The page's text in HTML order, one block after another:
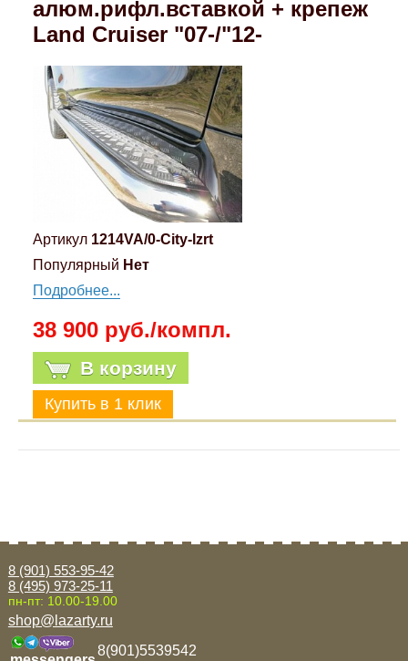
алюм.рифл.вставкой + крепеж
Land Cruiser "07-/"12-
Артикул 1214VA/0-City-lzrt
Популярный Нет
Подробнее...
38 900 руб./компл.
В корзину
8 (901) 553-95-42
8 (495) 973-25-11
пн-пт: 10.00-19.00
shop@lazarty.ru
8(901)5539542